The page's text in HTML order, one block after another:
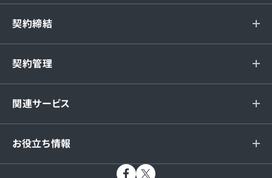
契約締結
契約管理
関連サービス
お役立ち情報